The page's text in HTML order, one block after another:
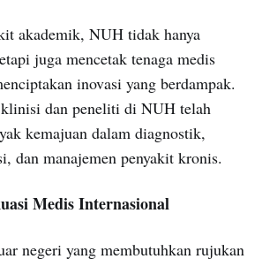
akademik, NUH tidak hanya
juga mencetak tenaga medis
inovasi yang berdampak.
dan peneliti di NUH telah
kemajuan dalam diagnostik,
dan manajemen penyakit kronis.
Medis Internasional
negeri yang membutuhkan rujukan